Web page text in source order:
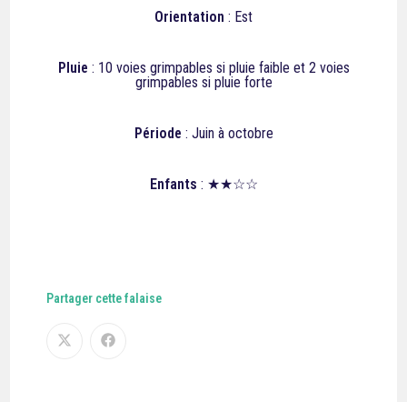
Orientation : Est
Pluie : 10 voies grimpables si pluie faible et 2 voies
grimpables si pluie forte
Période : Juin à octobre
Enfants : ★★☆☆
Partager cette falaise